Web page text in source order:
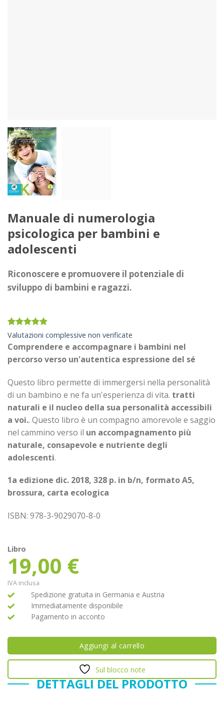
Manuale di numerologia
psicologica per bambini e
adolescenti
Riconoscere e promuovere il potenziale di
sviluppo di bambini e ragazzi.
Valutato
su base di
33
recensioni
Valutazioni complessive non verificate
Comprendere e accompagnare i bambini nel
percorso verso un'autentica espressione del sé
Questo libro permette di immergersi nella personalità
di un bambino e ne fa un'esperienza di vita. tratti
naturali e il nucleo della sua personalità accessibili
a voi.. Questo libro è un compagno amorevole e saggio
nel cammino verso il un accompagnamento più
naturale, consapevole e nutriente degli
adolescenti.
1a edizione dic. 2018, 328 p. in b/n, formato A5,
brossura, carta ecologica
ISBN: 978-3-9029070-8-0
Libro
19,00 €
IVA inclusa
Spedizione gratuita in Germania e Austria
Immediatamente disponibile
Pagamento in acconto
Aggiungi al carrello
Sul blocco note
DETTAGLI DEL PRODOTTO